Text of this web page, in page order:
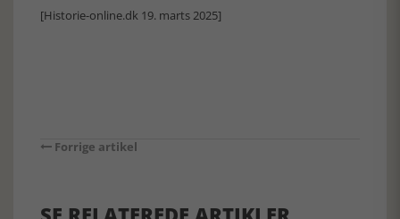
[Historie-online.dk 19. marts 2025]
Forrige artikel